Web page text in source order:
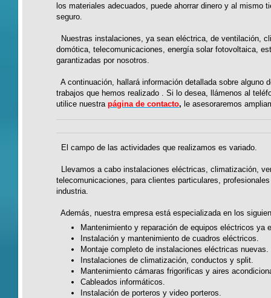
los materiales adecuados, puede ahorrar dinero y al mismo
seguro.
Nuestras instalaciones, ya sean eléctrica, de ventilación,
domótica, telecomunicaciones, energía solar fotovoltaica,
garantizadas por nosotros.
A continuación, hallará información detallada sobre alguno
trabajos que hemos realizado . Si lo desea, llámenos al
utilice nuestra página de contacto, le asesoraremos
El campo de las actividades que realizamos es variado.
Llevamos a cabo instalaciones eléctricas, climatización,
telecomunicaciones, para clientes particulares,
industria.
Además, nuestra empresa está especializada en los
Mantenimiento y reparación de equipos eléctricos ya
Instalación y mantenimiento de cuadros eléctricos.
Montaje completo de instalaciones eléctricas nuevas.
Instalaciones de climatización, conductos y split.
Mantenimiento cámaras frigorificas y aires
Cableados informáticos.
Instalación de porteros y video porteros.